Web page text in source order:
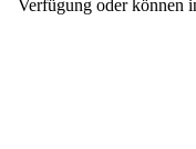
Verfü­gung oder können